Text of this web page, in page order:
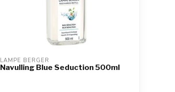
LAMPE BERGER
Navulling Blue Seduction 500ml